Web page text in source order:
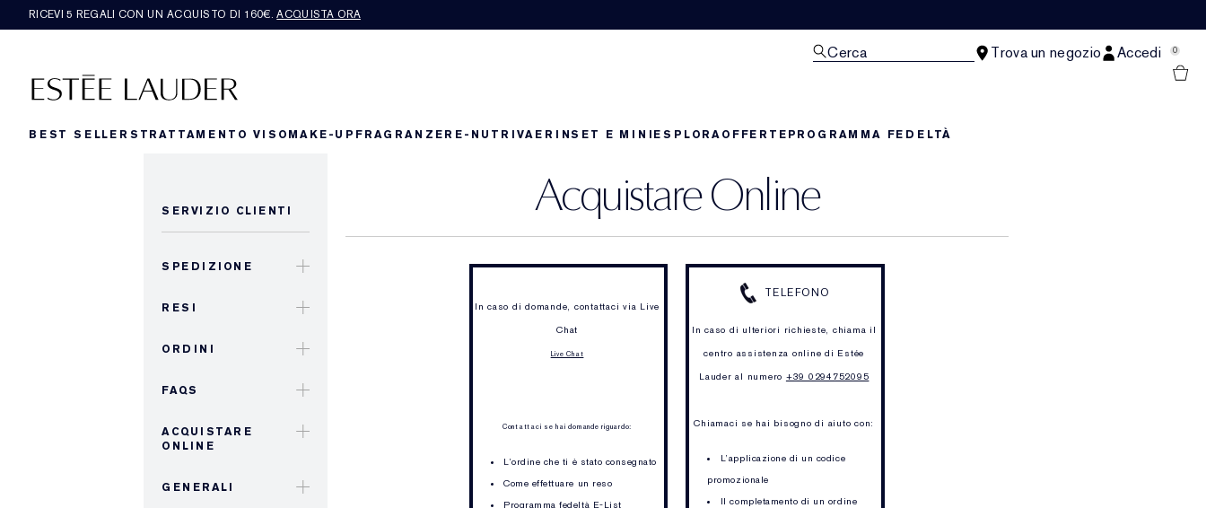
RICEVI 5 REGALI CON UN ACQUISTO DI 160€.ACQUISTA ORA
Cerca Trova un negozio Accedi 0
BEST SELLERS TRATTAMENTO VISOMAKE-UP FRAGRANZERE-NUTRIVAERINSET E MINIESPLORAOFFERTEPROGRAMMA FEDELTÀ